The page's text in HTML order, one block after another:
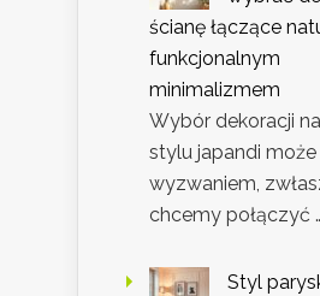
ścianę łączące
funkcjonalnym
minimalizmem
Wybór dekoracji
stylu japandi
wyzwaniem,
chcemy połączyć
Styl